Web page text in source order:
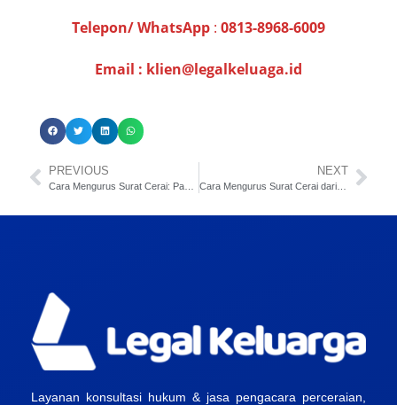
Telepon/ WhatsApp : 0813-8968-6009
Email : klien@legalkeluaga.id
PREVIOUS NEXT
Cara Mengurus Surat Cerai dari Pihak Isteri: Panduan Lengkap
Layanan konsultasi hukum & jasa pengacara perceraian,